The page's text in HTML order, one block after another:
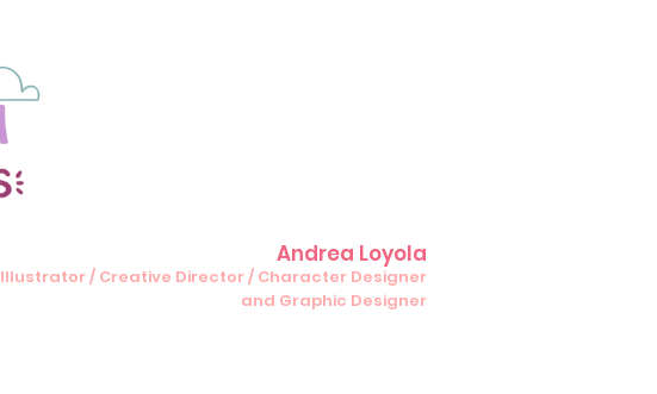
Andrea Loyola
Illustrator / Creative Director / Character Designer
and Graphic Designer